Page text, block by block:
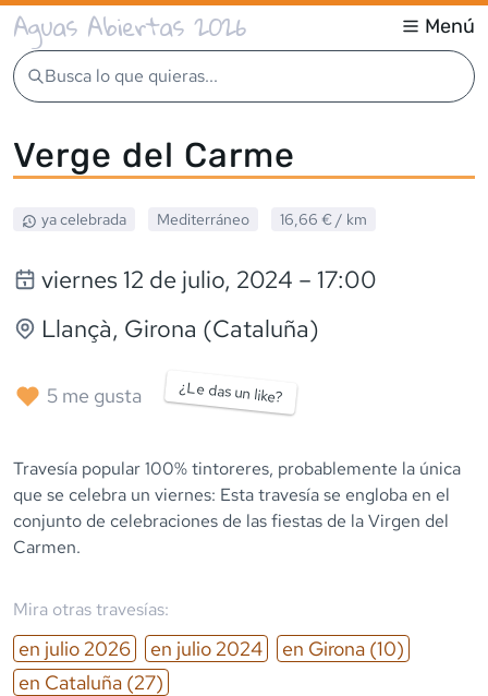
Aguas Abiertas 2026 Menú
Busca lo que quieras...
Verge del Carme
ya celebrada Mediterráneo 16,66 € / km
viernes 12 de julio, 2024 – 17:00
Llançà, Girona (Cataluña)
5 me gusta ¿Le das un like?
Travesía popular 100% tintoreres, probablemente la única
que se celebra un viernes: Esta travesía se engloba en el
conjunto de celebraciones de las fiestas de la Virgen del
Carmen.
Mira otras travesías:
en julio 2026 en julio 2024 en Girona (10)
en Cataluña (27)